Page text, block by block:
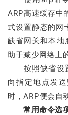
ARP高速缓存中
式设置静态的网
缺省网关和本地
助于减少网络上
按照缺省设置
向指定地点发
时，ARP便会自
常用命令选